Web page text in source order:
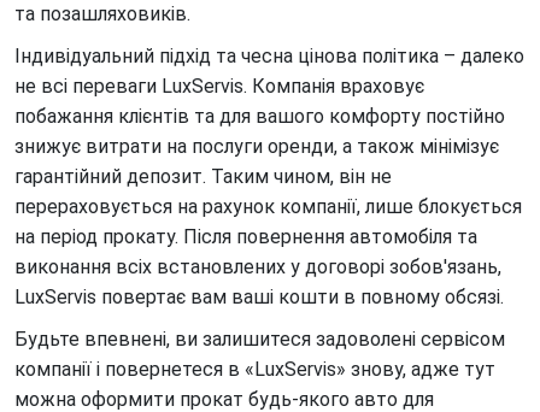
та позашляховиків.
Індивідуальний підхід та чесна цінова політика – далеко
не всі переваги LuxServis. Компанія враховує
побажання клієнтів та для вашого комфорту постійно
знижує витрати на послуги оренди, а також мінімізує
гарантійний депозит. Таким чином, він не
перераховується на рахунок компанії, лише блокується
на період прокату. Після повернення автомобіля та
виконання всіх встановлених у договорі зобов'язань,
LuxServis повертає вам ваші кошти в повному обсязі.
Будьте впевнені, ви залишитеся задоволені сервісом
компанії і повернетеся в «LuxServis» знову, адже тут
можна оформити прокат будь-якого авто для